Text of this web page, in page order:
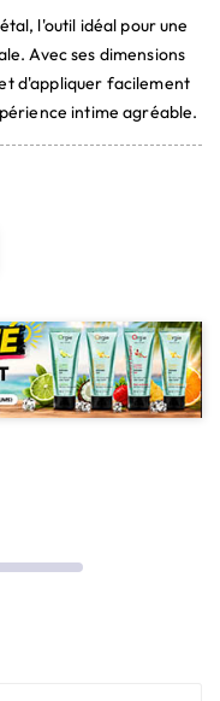
l'outil idéal pour une
Avec ses dimensions
d'appliquer facilement
intime agréable.